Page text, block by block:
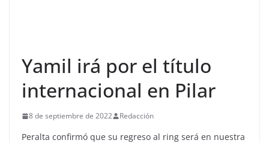
Yamil irá por el título
internacional en Pilar
8 de septiembre de 2022 Redacción
Peralta confirmó que su regreso al ring será en nuestra